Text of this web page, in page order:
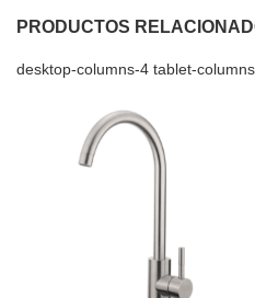
PRODUCTOS
desktop-columns-4 tablet-